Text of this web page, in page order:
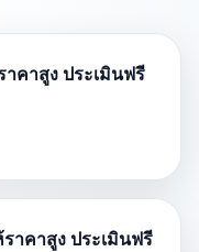
คาสูง ประเมินฟรี
าคาสูง ประเมินฟรี